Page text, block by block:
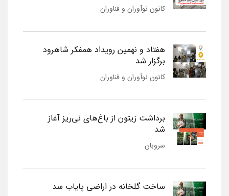
کانون نوآوران و فناوران
هفتاد و نهمین رویداد همفکر شاهرود
برگزار شد
کانون نوآوران و فناوران
برداشت زیتون از باغ‌های نی‌ریز آغاز
شد
سروبان
ساخت گلخانه در اراضی پایاب سد